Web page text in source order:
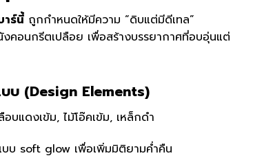
าร์นี้ ถูกกำหนดให้มีความ “ดิบแต่มีดีเทล”
งคอนกรีตเปลือย เพื่อสร้างบรรยากาศที่อบอุ่นแต่
บ (Design Elements)
บแดงเข้ม, ไม้โอ๊คเข้ม, เหล็กดำ
บ soft glow เพื่อเพิ่มมิติยามค่ำคืน